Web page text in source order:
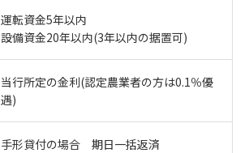
運転資金5年以内
設備資金20年以内(3年以内の据置可)
当行所定の金利(認定農業者の方は0.1％優
遇)
手形貸付の場合 期日一括返済